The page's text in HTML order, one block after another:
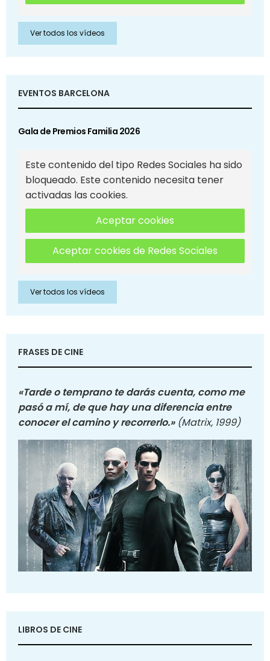
Ver todos los vídeos
EVENTOS BARCELONA
Gala de Premios Familia 2026
Este contenido del tipo Redes Sociales ha sido
bloqueado. Este contenido necesita tener
activadas las cookies.
Aceptar cookies
Aceptar cookies de Redes Sociales
Ver todos los vídeos
FRASES DE CINE
«Tarde o temprano te darás cuenta, como me
pasó a mí, de que hay una diferencia entre
conocer el camino y recorrerlo.» (Matrix, 1999)
LIBROS DE CINE